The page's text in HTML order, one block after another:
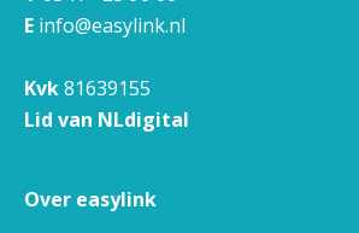
E info@easylink.nl
Kvk81639155
Lid van NLdigital
Over easylink